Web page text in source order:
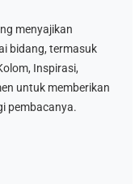
menyajikan
bidang, termasuk
Inspirasi,
untuk memberikan
pembacanya.